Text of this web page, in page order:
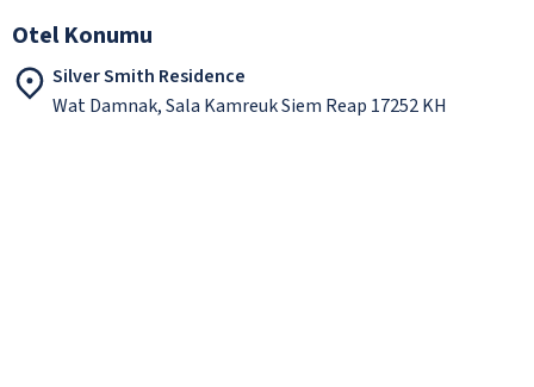
Otel Konumu
Silver Smith Residence
Wat Damnak, Sala Kamreuk Siem Reap 17252 KH